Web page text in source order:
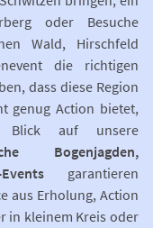
oder Besuche
Wald, Hirschfeld
die richtigen
dass diese Region
genug Action bietet,
auf unsere
Bogenjagden,
garantieren
aus Erholung, Action
in kleinem Kreis oder